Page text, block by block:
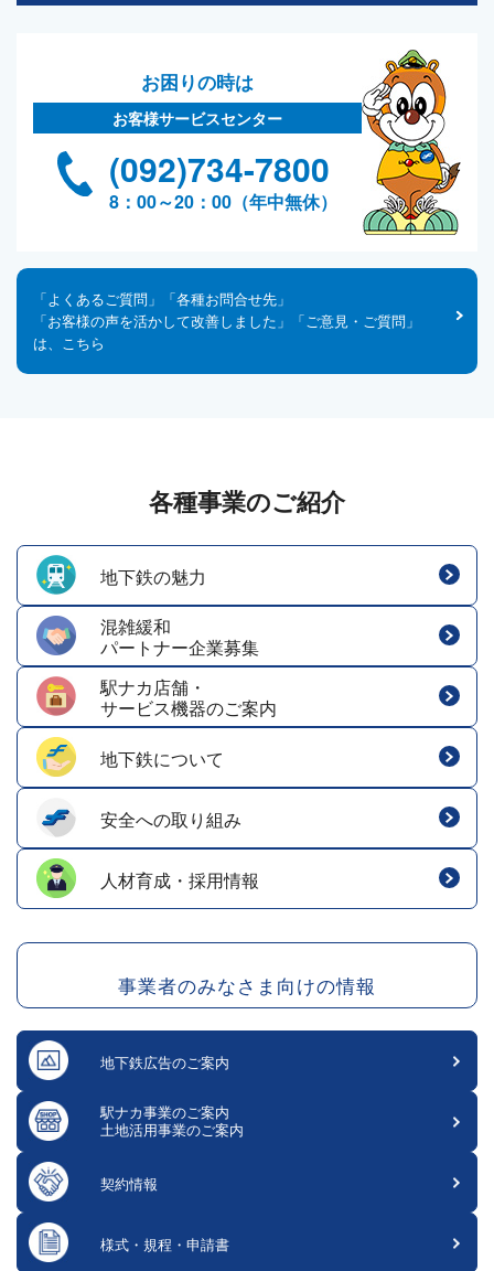
お困りの時は
お客様サービスセンター
(092)734-7800
8：00～20：00（年中無休）
「よくあるご質問」「各種お問合せ先」
「お客様の声を活かして改善しました」「ご意見・ご質問」
は、こちら
各種事業のご紹介
地下鉄の魅力
混雑緩和
パートナー企業募集
駅ナカ店舗・
サービス機器のご案内
地下鉄について
安全への取り組み
人材育成・採用情報
事業者のみなさま向けの情報
地下鉄広告のご案内
駅ナカ事業のご案内
土地活用事業のご案内
契約情報
様式・規程・申請書